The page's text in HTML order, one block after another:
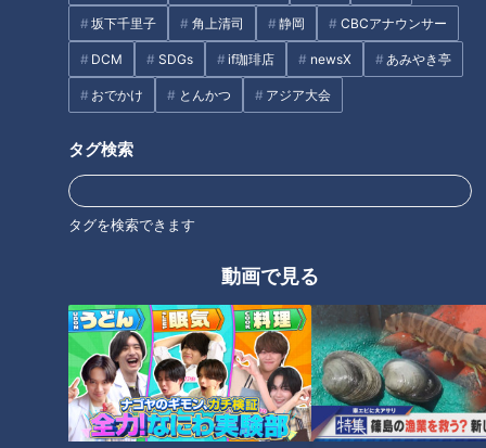
坂下千里子 角上清司 静岡 CBCアナウンサー
DCM SDGs if珈琲店 newsX あみやき亭
おでかけ とんかつ アジア大会
タグ検索
タグを検索できます
動画で見る
🎤「CBCアナウンサー」公式X(旧Twitter)
https://twitter.com/cbc_announcer
🎤「CBCアナウンサー」公式Instagram
https://www.instagram.com/cbc.announcer/
CBCテレビLINE公式アカウント
https://lin.ee/25iffnNj
------------------------------------------------------------
この動画はCBCアナウンサーが、番組を離れて自由な立場で
撮影しているものでCBCテレビの意見を代弁しているもので
はありません。但し、動画はCBCテレビ番組基準に準拠して
制作しています。
https://hicbc.com/tv/corporation/banshin/kijun.htm